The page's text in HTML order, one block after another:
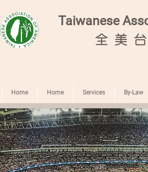
Taiwanese
全 美
Home Home Services By-Law